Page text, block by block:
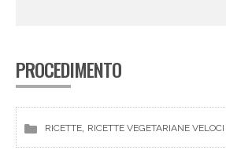
PROCEDIMENTO
RICETTE, RICETTE VEGETARIANE VELOCI